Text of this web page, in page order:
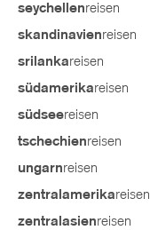
seychellenreisen
skandinavienreisen
srilankareisen
südamerikareisen
südseereisen
tschechienreisen
ungarnreisen
zentralamerikareisen
zentralasienreisen